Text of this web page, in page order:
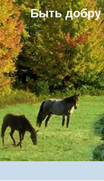
Быть добру